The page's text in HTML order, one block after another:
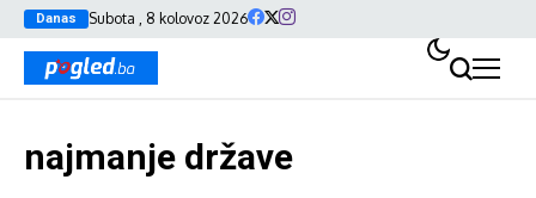
Danas Subota , 8 kolovoz 2026
najmanje države